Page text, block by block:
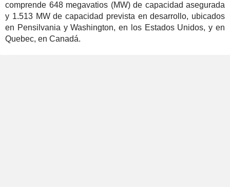
comprende 648 megavatios (MW) de capacidad asegurada
y 1.513 MW de capacidad prevista en desarrollo, ubicados
en Pensilvania y Washington, en los Estados Unidos, y en
Quebec, en Canadá.